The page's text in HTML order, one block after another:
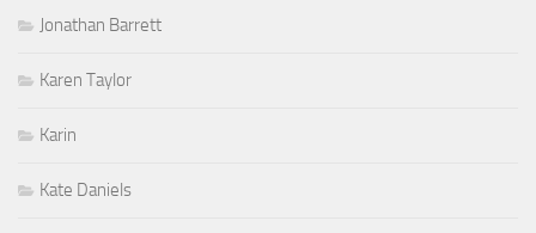
Jonathan Barrett
Karen Taylor
Karin
Kate Daniels